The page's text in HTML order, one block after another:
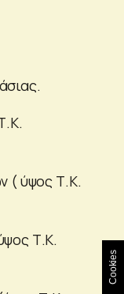
( ύψος Τ.Κ.
Τ.Κ.
Cookies